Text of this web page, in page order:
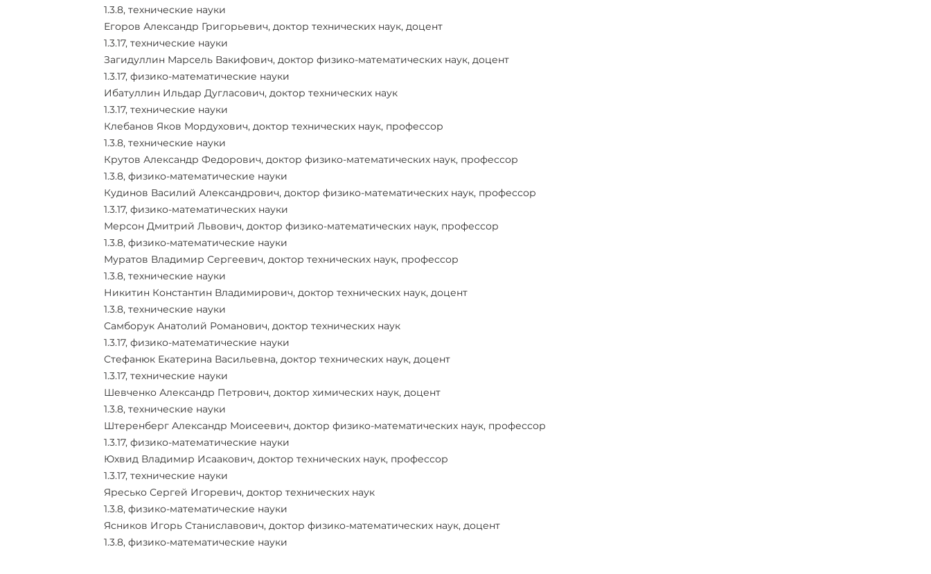
1.3.8, технические науки
Егоров Александр Григорьевич, доктор технических наук, доцент
1.3.17, технические науки
Загидуллин Марсель Вакифович, доктор физико-математических наук, доцент
1.3.17, физико-математические науки
Ибатуллин Ильдар Дугласович, доктор технических наук
1.3.17, технические науки
Клебанов Яков Мордухович, доктор технических наук, профессор
1.3.8, технические науки
Крутов Александр Федорович, доктор физико-математических наук, профессор
1.3.8, физико-математические науки
Кудинов Василий Александрович, доктор физико-математических наук, профессор
1.3.17, физико-математических науки
Мерсон Дмитрий Львович, доктор физико-математических наук, профессор
1.3.8, физико-математические науки
Муратов Владимир Сергеевич, доктор технических наук, профессор
1.3.8, технические науки
Никитин Константин Владимирович, доктор технических наук, доцент
1.3.8, технические науки
Самборук Анатолий Романович, доктор технических наук
1.3.17, физико-математические науки
Стефанюк Екатерина Васильевна, доктор технических наук, доцент
1.3.17, технические науки
Шевченко Александр Петрович, доктор химических наук, доцент
1.3.8, технические науки
Штеренберг Александр Моисеевич, доктор физико-математических наук, профессор
1.3.17, физико-математические науки
Юхвид Владимир Исаакович, доктор технических наук, профессор
1.3.17, технические науки
Яресько Сергей Игоревич, доктор технических наук
1.3.8, физико-математические науки
Ясников Игорь Станиславович, доктор физико-математических наук, доцент
1.3.8, физико-математические науки